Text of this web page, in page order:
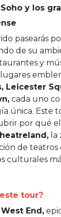
y los
pasearás
de su
y
Leicester
cada uno
única. Este
por qué
de teatros
culturales
tour?
End,